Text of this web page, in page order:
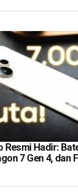
Resmi Hadir:
7 Gen 4, dan